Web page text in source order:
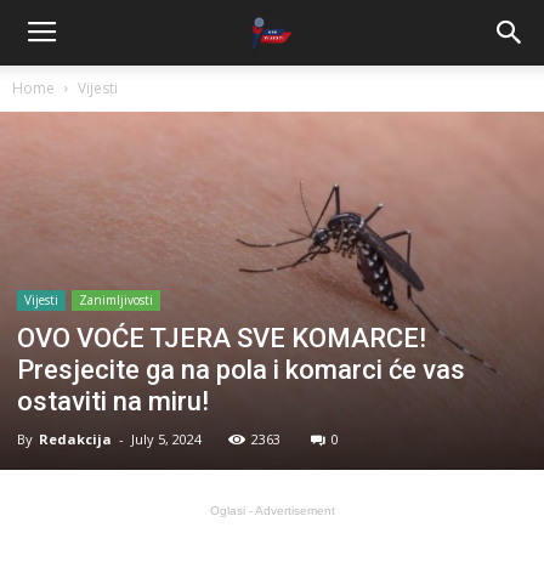
Home Vijesti
Vijesti Zanimljivosti
OVO VOĆE TJERA SVE KOMARCE!
Presjecite ga na pola i komarci će vas
ostaviti na miru!
By Redakcija - July 5, 2024 2363 0
Oglasi - Advertisement